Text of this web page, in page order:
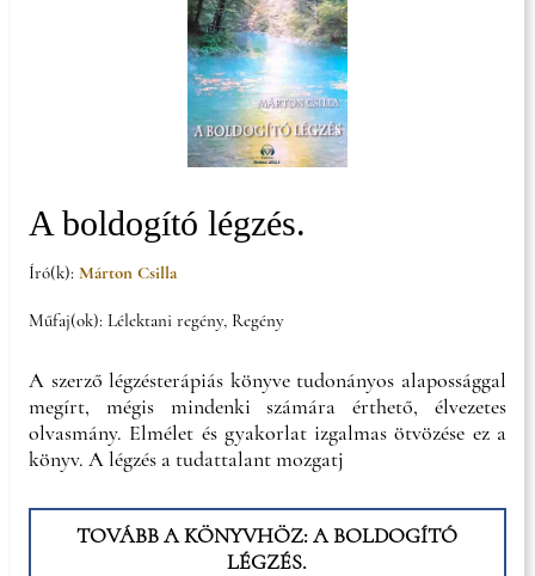
A boldogító légzés.
Író(k): Márton Csilla
Műfaj(ok): Lélektani regény, Regény
A szerző légzésterápiás könyve tudonányos alapossággal
megírt, mégis mindenki számára érthető, élvezetes
olvasmány. Elmélet és gyakorlat izgalmas ötvözése ez a
könyv. A légzés a tudattalant mozgatj
TOVÁBB A KÖNYVHÖZ: A BOLDOGÍTÓ
LÉGZÉS.